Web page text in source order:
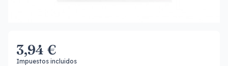
3,94 €
Impuestos incluidos